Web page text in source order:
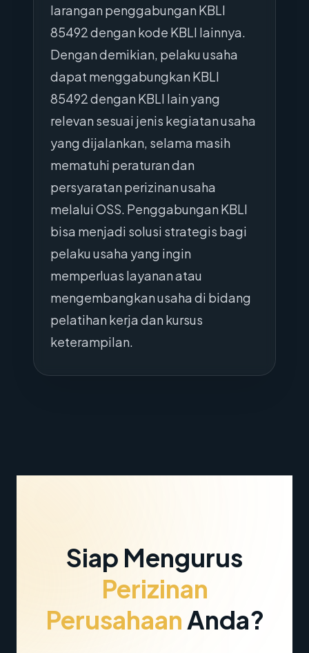
larangan penggabungan KBLI
85492 dengan kode KBLI lainnya.
Dengan demikian, pelaku usaha
dapat menggabungkan KBLI
85492 dengan KBLI lain yang
relevan sesuai jenis kegiatan usaha
yang dijalankan, selama masih
mematuhi peraturan dan
persyaratan perizinan usaha
melalui OSS. Penggabungan KBLI
bisa menjadi solusi strategis bagi
pelaku usaha yang ingin
memperluas layanan atau
mengembangkan usaha di bidang
pelatihan kerja dan kursus
keterampilan.
Siap Mengurus
Perizinan
PerusahaanAnda?